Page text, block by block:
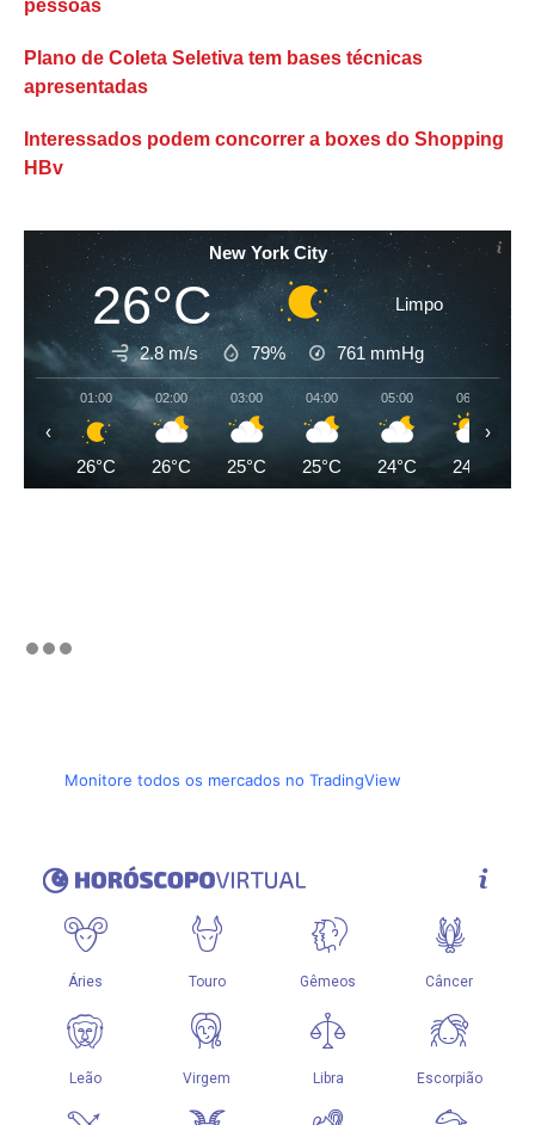
pessoas
Plano de Coleta Seletiva tem bases técnicas
apresentadas
Interessados podem concorrer a boxes do Shopping
HBv
New York City
26°C Limpo
2.8 m/s 79% 761 mmHg
01:00
26°C
02:00
26°C
03:00
25°C
04:00
25°C
05:00
24°C
06:00
24°C
‹ ›
Monitore todos os mercados no TradingView